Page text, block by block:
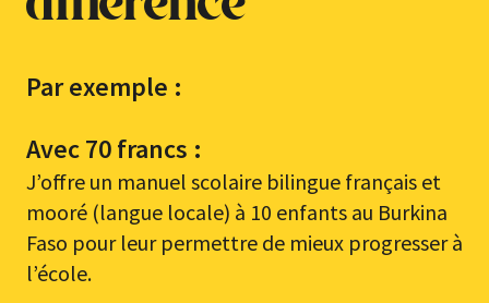
Par exemple :
Avec 70 francs :
J’offre un manuel scolaire bilingue français et
mooré (langue locale) à 10 enfants au Burkina
Faso pour leur permettre de mieux progresser à
l’école.